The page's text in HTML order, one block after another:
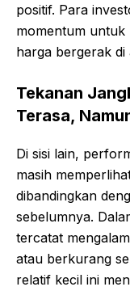
positif. Para
momentum untuk
harga bergerak
Tekanan
Terasa,
Di sisi lain,
masih
dibandingkan
sebelumnya.
tercatat
atau berkurang
relatif kecil ini